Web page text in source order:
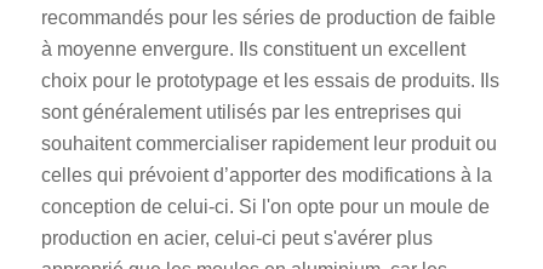
recommandés pour les séries de production de faible
à moyenne envergure. Ils constituent un excellent
choix pour le prototypage et les essais de produits. Ils
sont généralement utilisés par les entreprises qui
souhaitent commercialiser rapidement leur produit ou
celles qui prévoient d’apporter des modifications à la
conception de celui-ci. Si l'on opte pour un moule de
production en acier, celui-ci peut s'avérer plus